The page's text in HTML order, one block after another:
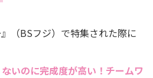
（BSフジ）で特集された際に
ないのに完成度が高い！チームワ